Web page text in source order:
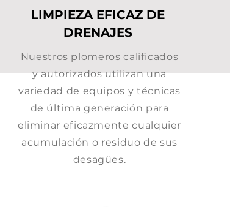
LIMPIEZA EFICAZ DE
DRENAJES
Nuestros plomeros calificados
y autorizados utilizan una
variedad de equipos y técnicas
de última generación para
eliminar eficazmente cualquier
acumulación o residuo de sus
desagües.